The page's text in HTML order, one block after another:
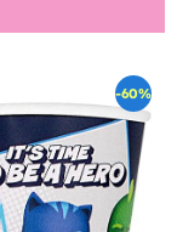
-60%